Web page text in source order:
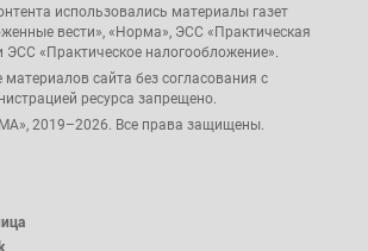
использовались материалы газет
вести», «Норма», ЭСС «Практическая
ЭСС «Практическое налогообложение».
сайта без согласования с
ресурса запрещено.
2019–2026. Все права защищены.